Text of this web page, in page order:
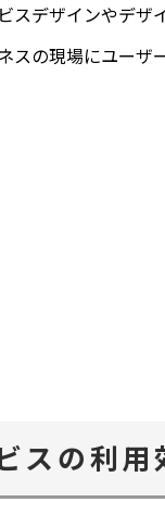
スデザインやデザ
スの現場にユーザ
スの利用